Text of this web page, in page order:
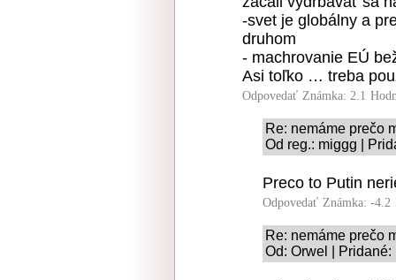
-svet je globálny a
druhom
- machrovanie EÚ
Asi toľko … treba
Odpovedať Známka: 2.1
Re: nemáme prečo
Od reg.: miggg |
Preco to Putin
Odpovedať Známka: -4.2
Re: nemáme prečo
Od: Orwel |